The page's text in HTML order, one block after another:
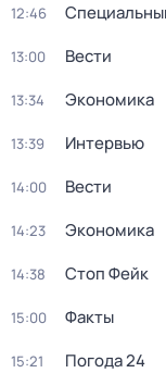
12:46
13:00 Вести
13:34 Экономика
13:39 Интервью
14:00 Вести
14:23 Экономика
14:38 Стоп Фейк
15:00 Факты
15:21 Погода 24